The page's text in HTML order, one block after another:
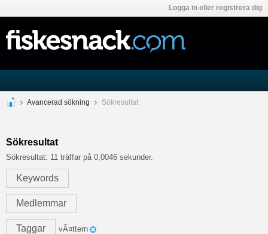
Logga in eller registrera dig
Avancerad sökning Sökresultat
Sökresultat
Sökresultat: 11 träffar på 0,0046 sekunder.
Keywords
Medlemmar
Taggar vÃ¤ttern